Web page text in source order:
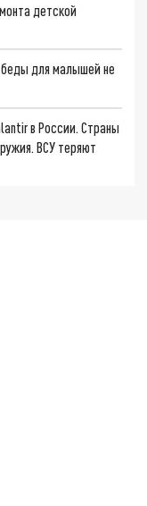
детской
беды для малышей не
в России. Страны
ВСУ теряют